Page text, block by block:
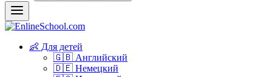
👶 Для детей
🇬🇧 Английский
🇩🇪 Немецкий